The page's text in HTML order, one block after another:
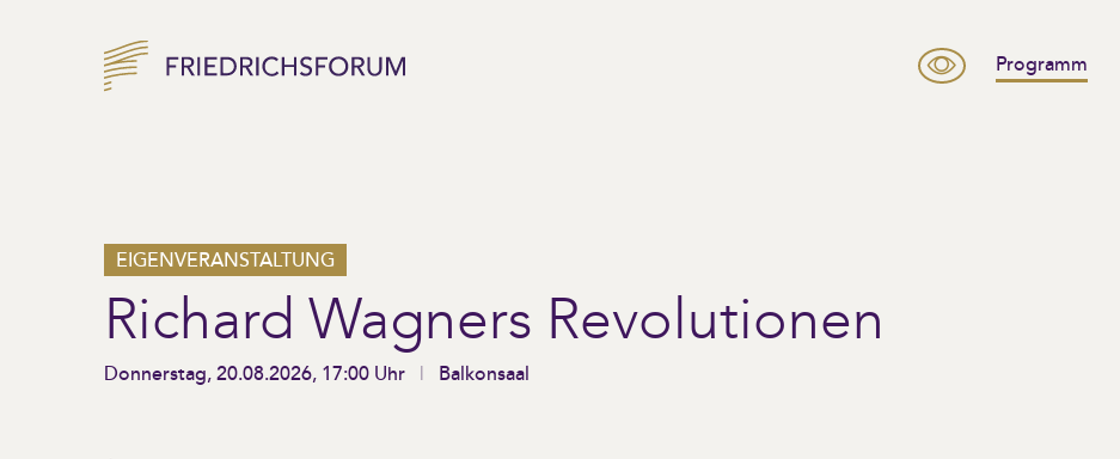
Programm
EIGENVERANSTALTUNG
Richard Wagners Revolutionen
Donnerstag, 20.08.2026, 17:00 Uhr Balkonsaal